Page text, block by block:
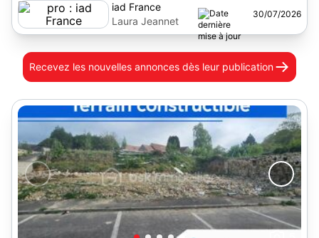
iad France
Laura Jeannet
30/07/2026
Recevez les nouvelles annonces dès leur publication